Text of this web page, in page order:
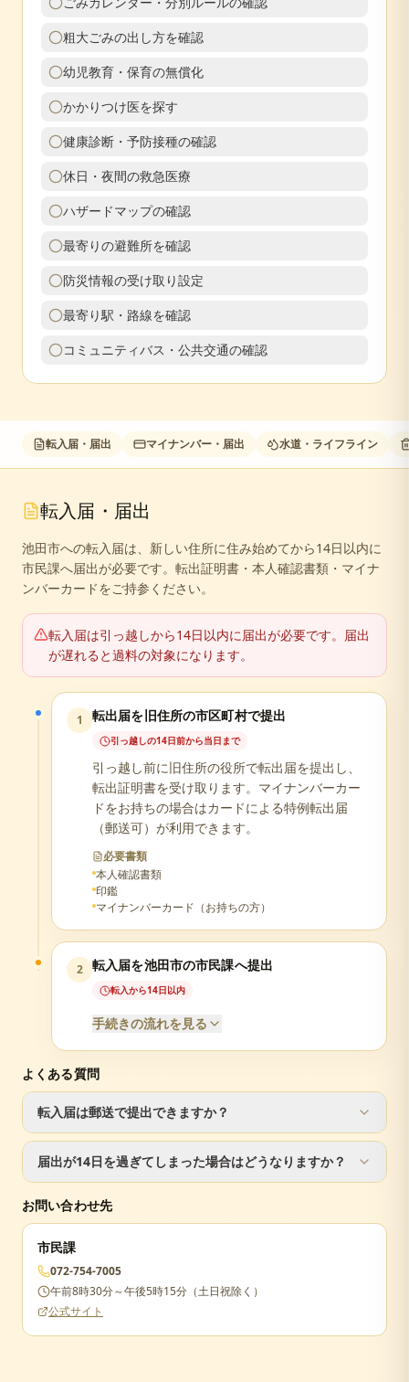
粗大ごみの出し方を確認
幼児教育・保育の無償化
かかりつけ医を探す
健康診断・予防接種の確認
休日・夜間の救急医療
ハザードマップの確認
最寄りの避難所を確認
防災情報の受け取り設定
最寄り駅・路線を確認
コミュニティバス・公共交通の確認
転入届・届出 マイナンバー・届出 水道・ライフライン
転入届・届出
池田市への転入届は、新しい住所に住み始めてから14日以内に
市民課へ届出が必要です。転出証明書・本人確認書類・マイナ
ンバーカードをご持参ください。
転入届は引っ越しから14日以内に届出が必要です。届出
が遅れると過料の対象になります。
1 転出届を旧住所の市区町村で提出
引っ越しの14日前から当日まで
引っ越し前に旧住所の役所で転出届を提出し、
転出証明書を受け取ります。マイナンバーカー
ドをお持ちの場合はカードによる特例転出届
（郵送可）が利用できます。
必要書類
本人確認書類
印鑑
マイナンバーカード（お持ちの方）
2 転入届を池田市の市民課へ提出
転入から14日以内
手続きの流れを見る
必要書類
転出証明書（前住所地で発行）
マイナンバーカードまたは通知カード
印鑑
よくある質問
転入届は郵送で提出できますか？
転入届は窓口での手続きが必要です。ただし、転出届は郵
送で手続き可能です。
届出が14日を過ぎてしまった場合はどうなりますか？
ない場合は5万円以下の過料が科されることがあります。
お問い合わせ先
市民課
072-754-7005
午前8時30分～午後5時15分（土日祝除く）
公式サイト